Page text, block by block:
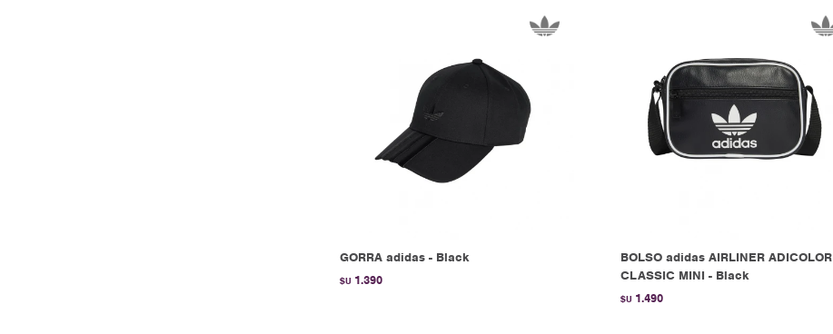
GORRA adidas - Black
$U 1.390
BOLSO adidas AIRLINER ADICOLOR
CLASSIC MINI - Black
$U 1.490